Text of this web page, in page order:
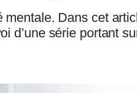
mentale. Dans cet
d’une série portant